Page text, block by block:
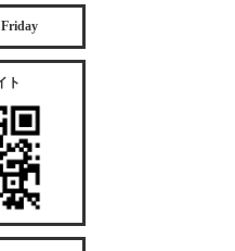
Friday
ト